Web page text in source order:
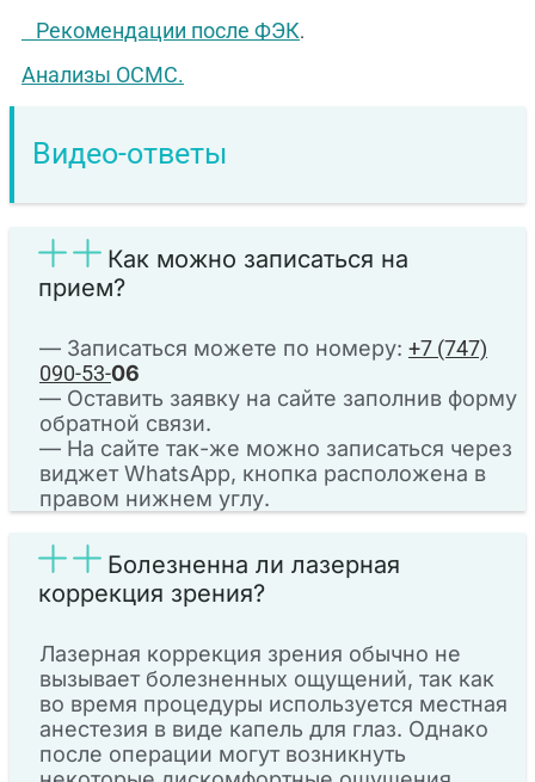
Рекомендации после ФЭК.
Анализы ОСМС.
Видео-ответы
Как можно записаться на
прием?
— Записаться можете по номеру: +7 (747)
090-53-06
— Оставить заявку на сайте заполнив форму
обратной связи.
— На сайте так-же можно записаться через
виджет WhatsApp, кнопка расположена в
правом нижнем углу.
Болезненна ли лазерная
коррекция зрения?
Лазерная коррекция зрения обычно не
вызывает болезненных ощущений, так как
во время процедуры используется местная
анестезия в виде капель для глаз. Однако
после операции могут возникнуть